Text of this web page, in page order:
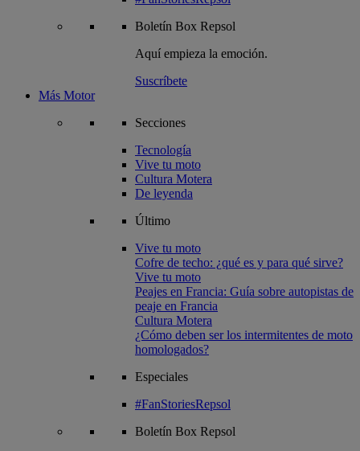
Boletín Box Repsol
Aquí empieza la emoción.
Suscríbete
Más Motor
Secciones
Tecnología
Vive tu moto
Cultura Motera
De leyenda
Último
Vive tu moto
Cofre de techo: ¿qué es y para qué sirve?
Vive tu moto
Peajes en Francia: Guía sobre autopistas de
peaje en Francia
Cultura Motera
¿Cómo deben ser los intermitentes de moto
homologados?
Especiales
#FanStoriesRepsol
Boletín Box Repsol